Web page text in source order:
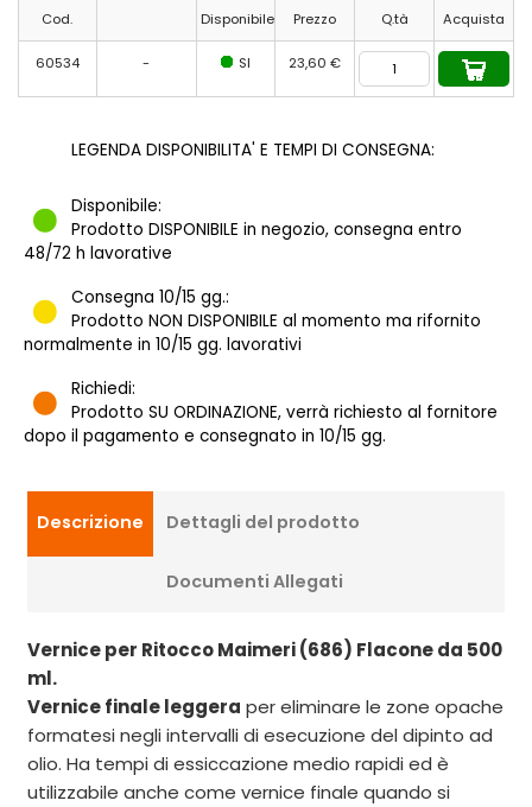
Cod. Disponibile Prezzo Q.tà Acquista
60534 - SI 23,60 €
LEGENDA DISPONIBILITA' E TEMPI DI CONSEGNA:
Disponibile:
Prodotto DISPONIBILE in negozio, consegna entro
48/72 h lavorative
Consegna 10/15 gg.:
Prodotto NON DISPONIBILE al momento ma rifornito
normalmente in 10/15 gg. lavorativi
Richiedi:
Prodotto SU ORDINAZIONE, verrà richiesto al fornitore
dopo il pagamento e consegnato in 10/15 gg.
Descrizione Dettagli del prodotto
Documenti Allegati
Vernice per Ritocco Maimeri (686) Flacone da 500
ml.
Vernice finale leggera per eliminare le zone opache
formatesi negli intervalli di esecuzione del dipinto ad
olio. Ha tempi di essiccazione medio rapidi ed è
utilizzabile anche come vernice finale quando si